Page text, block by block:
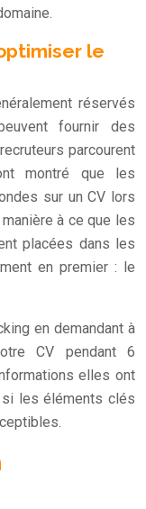
le
réservés
fournir des
parcourent
montré que les
sur un CV lors
à ce que les
placées dans les
en premier : le
en demandant à
CV pendant 6
elles ont
si les éléments clés